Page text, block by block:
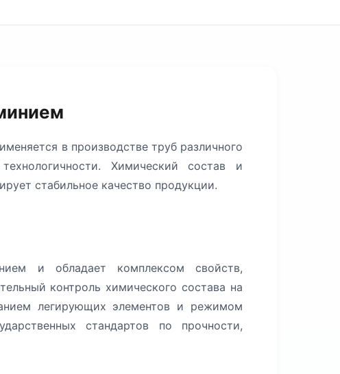
в производстве труб различного
Химический состав и
стабильное качество продукции.
и обладает комплексом свойств,
контроль химического состава на
легирующих элементов и режимом
стандартов по прочности,